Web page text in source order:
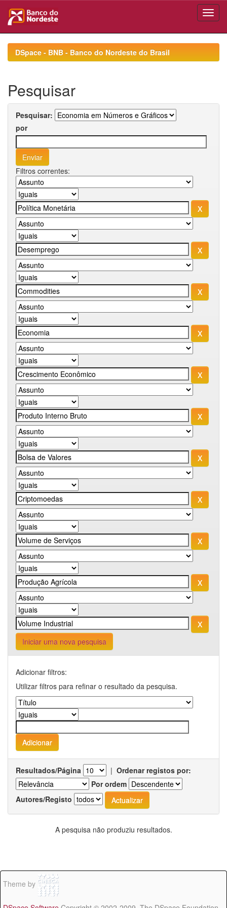
navigationDSpace - BNB - Banco do Nordeste do Brasil
Pesquisar
Pesquisar:
por
Filtros correntes:
Iniciar uma nova pesquisa
Adicionar filtros:
Utilizar filtros para refinar o resultado da pesquisa.
Resultados/Página | Ordenar registos por:
Por ordem
Autores/Registo
A pesquisa não produziu resultados.
Theme by